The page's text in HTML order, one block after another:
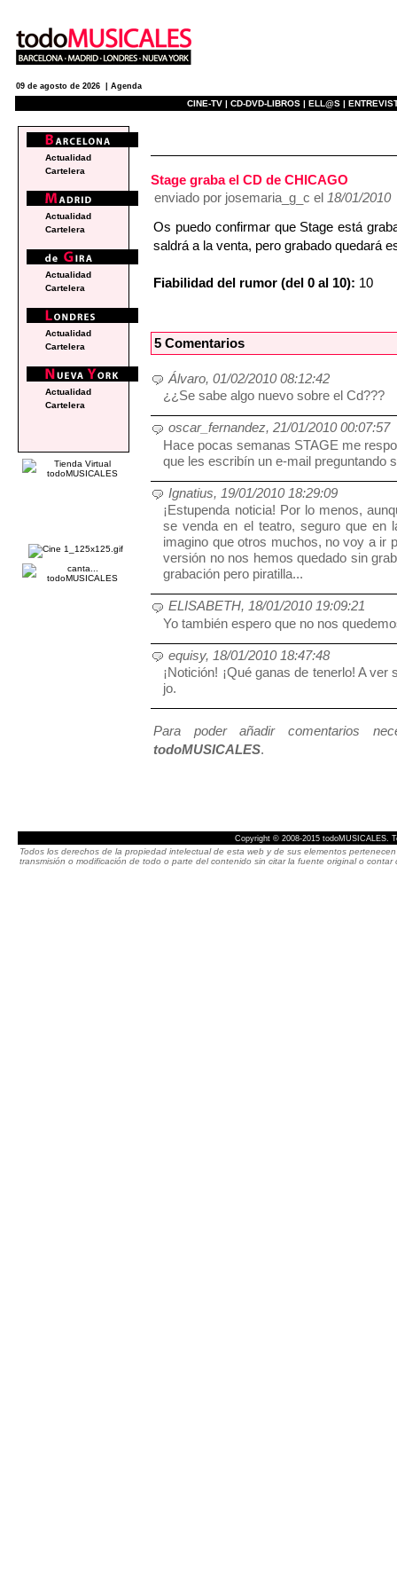
09 de agosto de 2026 | Agenda
CINE-TV | CD-DVD-LIBROS | ELL@S |
Stage graba el CD de CHICAGO
enviado por josemaria_g_c el 18/01/2010
Os puedo confirmar que Stage está
saldrá a la venta, pero grabado quedará
Fiabilidad del rumor (del 0 al 10): 10
5 Comentarios
Álvaro, 01/02/2010 08:12:42
¿¿Se sabe algo nuevo sobre el Cd???
oscar_fernandez, 21/01/2010 00:07:57
Hace pocas semanas STAGE me
que les escribín un e-mail preguntando
Ignatius, 19/01/2010 18:29:09
¡Estupenda noticia! Por lo menos,
se venda en el teatro, seguro que en
imagino que otros muchos, no voy a ir
versión no nos hemos quedado sin
grabación pero piratilla...
ELISABETH, 18/01/2010 19:09:21
Yo también espero que no nos
equisy, 18/01/2010 18:47:48
¡Notición! ¡Qué ganas de tenerlo! A
jo.
Para poder añadir comentarios
todoMUSICALES.
Actualidad
Cartelera
Actualidad
Cartelera
Actualidad
Cartelera
Actualidad
Cartelera
Actualidad
Cartelera
Copyright © 2008-2015 todoMUSICALES.
Todos los derechos de la propiedad intelectual de esta web y de sus elementos
transmisión o modificación de todo o parte del contenido sin citar la fuente original o